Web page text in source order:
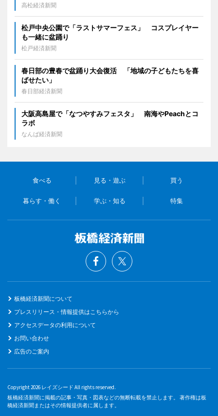
高松経済新聞
松戸中央公園で「ラストサマーフェス」 コスプレイヤー
も一緒に盆踊り
松戸経済新聞
春日部の豊春で盆踊り大会復活 「地域の子どもたちを喜
ばせたい」
春日部経済新聞
大阪高島屋で「なつやすみフェスタ」 南海やPeachとコ
ラボ
なんば経済新聞
食べる 見る・遊ぶ 買う
暮らす・働く 学ぶ・知る 特集
板橋経済新聞について
プレスリリース・情報提供はこちらから
アクセスデータの利用について
お問い合わせ
広告のご案内
Copyright 2026 レイズシード All rights reserved.
板橋経済新聞に掲載の記事・写真・図表などの無断転載を禁止します。 著作権は板
橋経済新聞またはその情報提供者に属します。